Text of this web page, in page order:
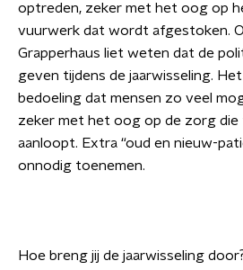
optreden, zeker met het oog op
vuurwerk dat wordt afgestoken.
Grapperhaus liet weten dat de
geven tijdens de jaarwisseling.
bedoeling dat mensen zo veel
zeker met het oog op de zorg die
aanloopt. Extra “oud en nieuw-
onnodig toenemen.
Hoe breng jij de jaarwisseling